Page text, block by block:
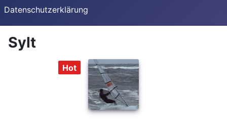
Datenschutzerklärung
Sylt
Hot